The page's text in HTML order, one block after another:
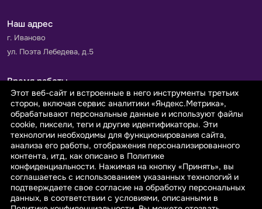
Наш адрес
г. Иваново
ул. Поэта Лебедева, д.5
Время работы
Пн-Пт с 9.00 до 18.00
Сб-Вс: выходной
Принимаем к оплате
© 2026 sarafanovo.com - Интернет-магазин "САРАФАНОВО"
Этот веб-сайт и встроенные в него инструменты третьих
сторон, включая сервис аналитики «Яндекс.Метрика»,
обрабатывают персональные данные и используют файлы
cookie, пиксели, теги и другие идентификаторы. Эти
технологии необходимы для функционирования сайта,
анализа его работы, отображения персонализированного
контента, итд, как описано в Политике
конфиденциальности. Нажимая на кнопку «Принять», вы
соглашаетесь с использованием указанных технологий и
подтверждаете свое согласие на обработку персональных
данных, в соответствии с условиями, описанными в